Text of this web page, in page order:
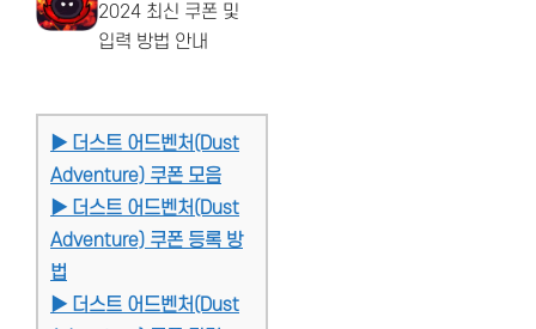
2024 최신 쿠폰 및
입력 방법 안내
▶ 더스트 어드벤처(Dust
Adventure) 쿠폰 모음
▶ 더스트 어드벤처(Dust
Adventure) 쿠폰 등록 방
법
▶ 더스트 어드벤처(Dust